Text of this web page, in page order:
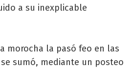
a su inexplicable
morocha la pasó feo en las
sumó, mediante un posteo